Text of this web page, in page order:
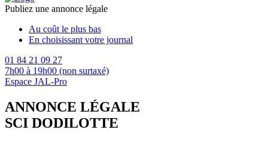
Publiez une annonce légale
Au coût le plus bas
En choisissant votre journal
01 84 21 09 27
7h00 à 19h00 (non surtaxé)
Espace JAL-Pro
ANNONCE LÉGALE
SCI DODILOTTE